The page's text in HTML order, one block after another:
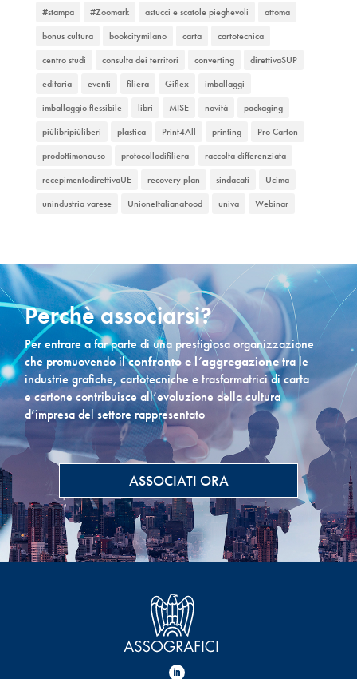
#stampa
#Zoomark astucci e scatole pieghevoli
attoma
bonus cultura
bookcitymilano carta
cartotecnica
centro studi
consulta dei territori converting
direttivaSUP
editoria
eventi filiera Giflex
imballaggi
imballaggio flessibile
libri MISE novità
packaging
piùlibripiùliberi
plastica Print4All printing
Pro Carton
prodottimonouso
protocollodifiliera
raccolta differenziata
recepimentodirettivaUE
recovery plan sindacati
Ucima
unindustria varese
UnioneItalianaFood univa Webinar
Perchè associarsi?
Per entrare a far parte di una prestigiosa organizzazione
che promuovendo ilconfronto e l’aggregazionetra le
industrie grafiche, cartotecniche e trasformatrici di carta
e cartone contribuisce all’evoluzione della cultura
d’impresa del settore rappresentato
ASSOCIATI ORA